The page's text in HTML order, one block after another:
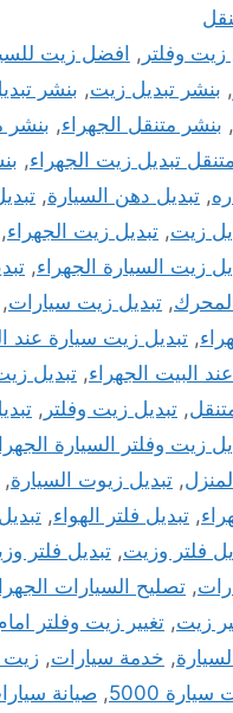
زيت وفلتر , افضل زيت
, بنشر تبديل زيت, بنشر
, بنشر متنقل الجهراء, بنشر
تبديل زيت الجهراء,
, تبديل دهن السيارة,
زيت, تبديل زيت الجهراء,
زيت السيارة الجهراء,
, تبديل زيت سيارات,
, تبديل زيت سيارة عند
البيت الجهراء, تبديل
, تبديل زيت وفلتر ,
زيت وفلتر السيارة
, تبديل زيوت السيارة,
, تبديل فلتر الهواء,
فلتر وزيت, تبديل فلتر
, تصليح السيارات
زيت, تغيير زيت وفلتر
, خدمة سيارات, زيت
5000
, صيانة